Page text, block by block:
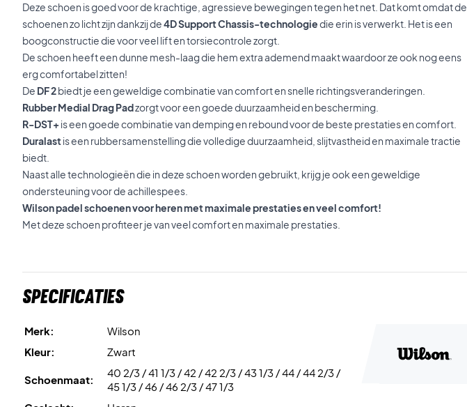
Deze schoen is goed voor de krachtige, agressieve bewegingen tegen het net. Dat komt omdat de
schoenen zo licht zijn dankzij de4D Support Chassis-technologiedie erin is verwerkt. Het is een
boogconstructie die voor veel lift en torsiecontrole zorgt.
De schoen heeft een dunne mesh-laag die hem extra ademend maakt waardoor ze ook nog eens
erg comfortabel zitten!
De DF 2biedt je een geweldige combinatie van comfort en snelle richtingsveranderingen.
Rubber Medial Drag Padzorgt voor een goede duurzaamheid en bescherming.
R-DST+is een goede combinatie van demping en rebound voor de beste prestaties en comfort.
Duralastis een rubbersamenstelling die volledige duurzaamheid, slijtvastheid en maximale tractie
biedt.
Naast alle technologieën die in deze schoen worden gebruikt, krijg je ook een geweldige
ondersteuning voor de achillespees.
Wilson padel schoenen voor heren met maximale prestaties en veel comfort!
Met deze schoen profiteer je van veel comfort en maximale prestaties.
Specificaties
Merk:
Wilson
Kleur:
Zwart
Schoenmaat:
40 2/3 / 41 1/3 / 42 / 42 2/3 / 43 1/3 / 44 / 44 2/3 /
45 1/3 / 46 / 46 2/3 / 47 1/3